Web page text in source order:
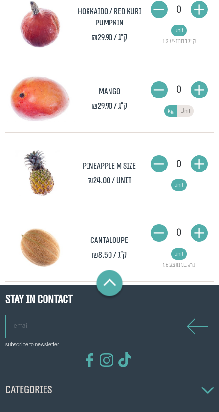
Hokkaido / Red kuri
pumpkin
₪29.90 / ק"ג 1.3 ק"ג בממוצע
unit
0
Mango
₪29.90 / ק"ג kg Unit
0
Pineapple M size
₪24.00/ unit unit
0
Cantaloupe
₪8.50 / ק"ג
1.6 ק"ג בממוצע
unit
0
Stay in contact
subscribe to newsletter
Categories